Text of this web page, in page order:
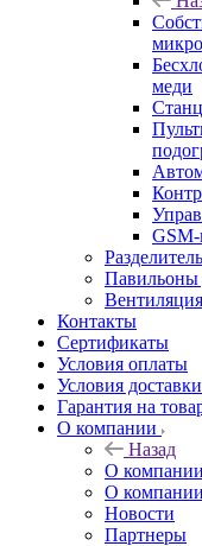
меди
GSM-
Павильоны
Контакты
Сертификаты
Условия оплаты
Условия доставки
Гарантия на
О компании
Назад
О компании
О компании
Новости
Партнеры